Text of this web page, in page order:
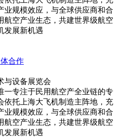
业规模效应，与全球供应商和合
航空产业生态，共建世界级航空
发展新机遇
合作
与设备展览会
一专注于民用航空产全业链的专
依托上海大飞机制造主阵地，充
业规模效应，与全球供应商和合
航空产业生态，共建世界级航空
发展新机遇